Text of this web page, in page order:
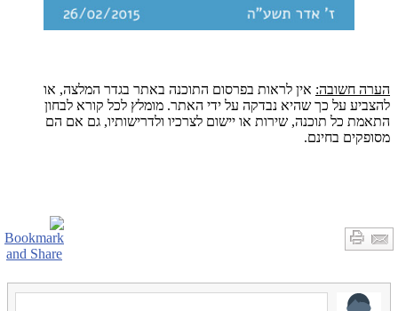
הערה חשובה: אין לראות בפרסום התוכנה באתר בגדר המלצה, או
להצביע על כך שהיא נבדקה על ידי האתר. מומלץ לכל קורא לבחון
התאמת כל תוכנה, שירות או יישום לצרכיו ולדרישותיו, גם אם הם
מסופקים בחינם.